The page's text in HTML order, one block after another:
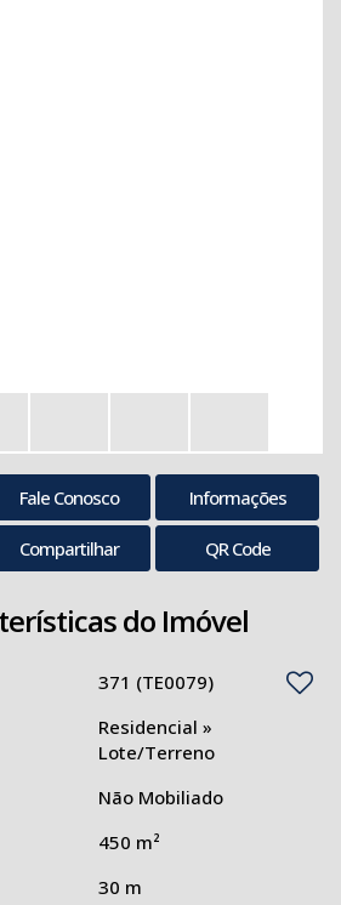
Fale Conosco Informações
Compartilhar QR Code
do Imóvel
371 (TE0079)
Residencial »
Lote/Terreno
Não Mobiliado
450 m²
30 m